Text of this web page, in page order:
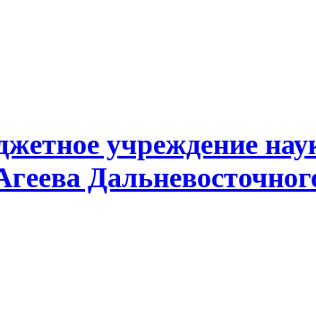
учреждение